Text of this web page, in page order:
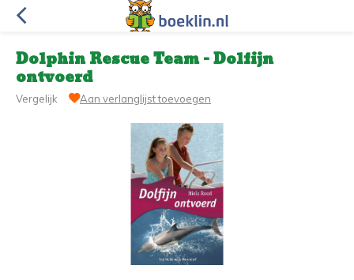
Dolphin Rescue Team - Dolfijn
ontvoerd
Vergelijk Aan verlanglijst toevoegen